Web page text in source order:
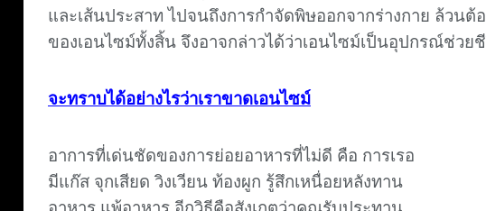
และเส้นประสาท ไปจนถึงการกำจัดพิษออกจากร่างกาย ล้วนต้
ของเอนไซม์ทั้งสิ้น จึงอาจกล่าวได้ว่าเอนไซม์เป็นอุปกรณ์ช่วย
จะทราบได้อย่างไรว่าเราขาดเอนไซม์
อาการที่เด่นชัดของการย่อยอาหารที่ไม่ดี คือ การเรอ
มีแก๊ส จุกเสียด วิงเวียน ท้องผูก รู้สึกเหนื่อยหลังทาน